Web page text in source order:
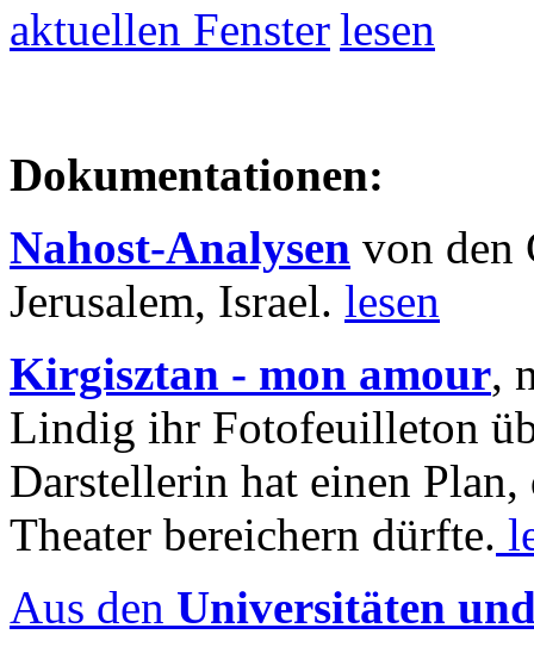
lesen
Dokumentationen:
Nahost-Analysen von den
Jerusalem, Israel. lesen
Kirgisztan - mon amour,
Lindig ihr Fotofeuilleton
Darstellerin hat einen Plan,
Theater bereichern dürfte.
Aus den Universitäten